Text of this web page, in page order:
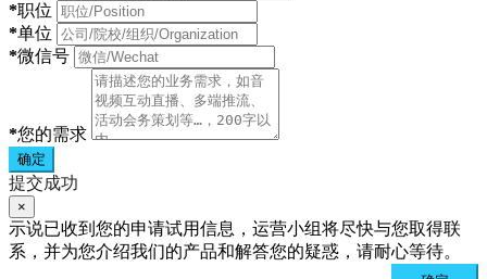
*职位
*单位
*微信号
*您的需求
确定
提交成功
×
示说已收到您的申请试用信息，运营小组将尽快与您取得联
系，并为您介绍我们的产品和解答您的疑惑，请耐心等待。